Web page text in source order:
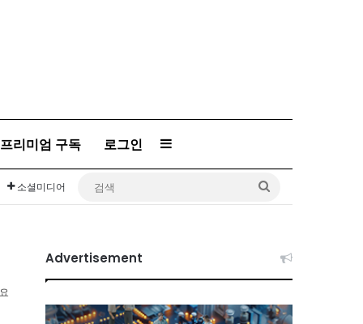
프리미엄 구독 로그인 Sidebar
소셜미디어
Advertisement